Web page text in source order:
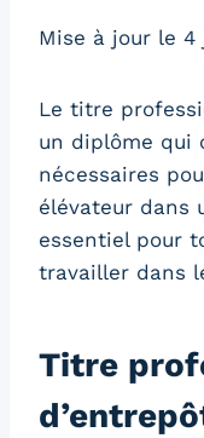
Mise à jour le
Le titre
un diplôme qui
nécessaires
élévateur dans
essentiel pour
travailler dans
Titre